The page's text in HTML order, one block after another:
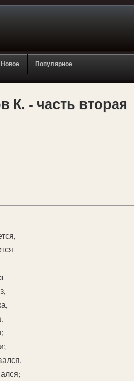
Новое Популярное
К. - часть вторая